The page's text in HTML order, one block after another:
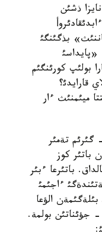
ذشئن
بذگئنگئ
بولئپ كورئنگئم
قارايدئ؟
ميئمنئث ءار
تةمئر
باتئر كوز
باتئرعا ءبئر
ءاجئمئ
الؤعا
جؤئناتئن بولمة.